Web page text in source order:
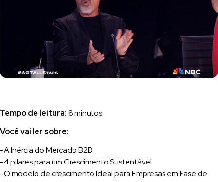
Tempo de leitura:8 minutos
Você vai ler sobre:
-A Inércia do Mercado B2B
-4 pilares para um Crescimento Sustentável
-O modelo de crescimento Ideal para Empresas em Fase de